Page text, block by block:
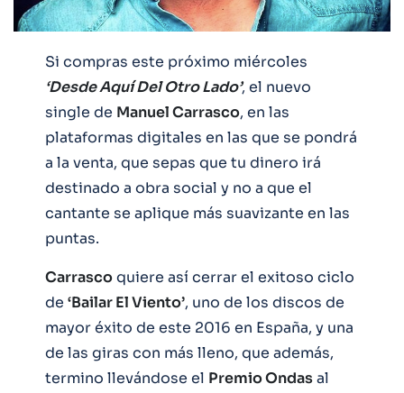
Si compras este próximo miércoles
‘Desde Aquí Del Otro Lado’, el nuevo
single de Manuel Carrasco, en las
plataformas digitales en las que se pondrá
a la venta, que sepas que tu dinero irá
destinado a obra social y no a que el
cantante se aplique más suavizante en las
puntas.
Carrascoquiere así cerrar el exitoso ciclo
de ‘Bailar El Viento’, uno de los discos de
mayor éxito de este 2016 en España, y una
de las giras con más lleno, que además,
termino llevándose el Premio Ondasal